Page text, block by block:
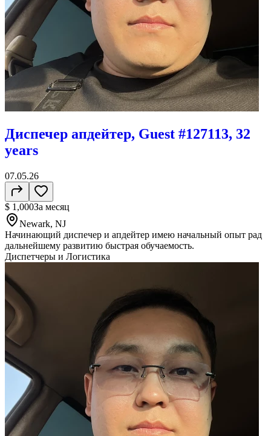
Диспечер апдейтер, Guest #127113, 32
years
07.05.26
$ 1,000За месяц
Newark, NJ
Начинающий диспечер и апдейтер имею начальный опыт рад
дальнейшему развитию быстрая обучаемость.
Диспетчеры и Логистика